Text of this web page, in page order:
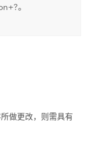
。
做更改，则需具有